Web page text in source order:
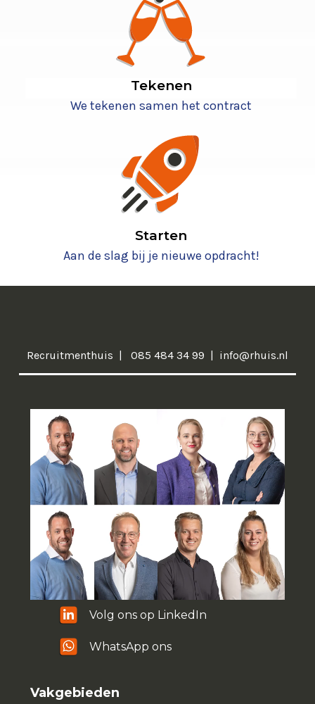
Tekenen
We tekenen samen het contract
Starten
Aan de slag bij je nieuwe opdracht!
Recruitmenthuis 085 484 34 99 info@rhuis.nl
Volg ons op LinkedIn
WhatsApp ons
Vakgebieden